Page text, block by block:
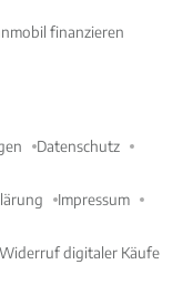
finanzieren
Datenschutz
Impressum
Widerruf digitaler Käufe